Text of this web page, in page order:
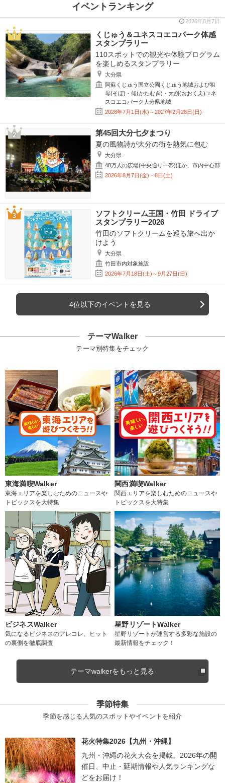
イベントランキング
2026年8月7日
くじゅう＆ユネスコエコパーク体感
スタンプラリー
110スポットでの観光や体験プログラム
を楽しめるスタンプラリー
大分県
阿蘇くじゅう国立公園くじゅう地域および祖
母(そぼ)・傾(かたむき)・大崩(おおくえ)ユネ
スコエコパーク大分県地域
2026年7月1日(水)～2027年2月28日(日)
第45回大分七夕まつり
夏の風物詩が大分の街を熱気に包む
大分県
48万人の広場(中央通り一帯)ほか、市内中心部
2026年8月7日(金)・8日(土)
ソフトクリーム王国・竹田 ドライブ
スタンプラリー2026
竹田のソフトクリームを巡る旅へ出か
けよう
大分県
竹田市内対象施設
2026年7月18日(土)～9月27日(日)
4位以下のイベントを見る
テーマWalker
テーマ別特集をチェック
東海満喫Walker
東海エリアを楽しむためのニュースや
トピックスを大特集
関西満喫Walker
関西エリアを楽しむためのニュースや
トピックスを大特集
ビジネスWalker
気になるビジネスのアレコレ、ヒット
の裏側を徹底調査
星野リゾートWalker
星野リゾートが運営する多彩な施設の
最新情報をチェック！
テーマwalkerをもっと見る
季節特集
季節を感じる人気のスポットやイベントを紹介
花火特集2026【九州・沖縄】
九州・沖縄の花火大会を掲載。2026年の開
催日、中止・延期情報や人気ランキングな
どをお届け！